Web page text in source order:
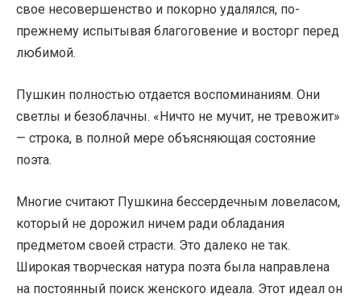
свое несовершенство и покорно удалялся, по-
прежнему испытывая благоговение и восторг перед
любимой.
Пушкин полностью отдается воспоминаниям. Они
светлы и безоблачны. «Ничто не мучит, не тревожит»
— строка, в полной мере объясняющая состояние
поэта.
Многие считают Пушкина бессердечным ловеласом,
который не дорожил ничем ради обладания
предметом своей страсти. Это далеко не так.
Широкая творческая натура поэта была направлена
на постоянный поиск женского идеала. Этот идеал он